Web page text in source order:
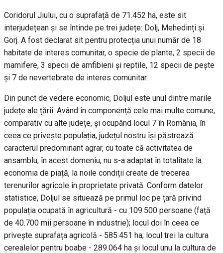
Coridorul Jiului, cu o suprafață de 71.452 ha, este sit
interjudețean și se întinde pe trei județe: Dolj, Mehedinți și
Gorj. A fost declarat sit pentru protecția unui număr de 18
habitate de interes comunitar, o specie de plante, 2 specii de
mamifere, 3 specii de amfibieni și reptile, 12 specii de pește
și 7 de nevertebrate de interes comunitar.
Din punct de vedere economic, Doljul este unul dintre marile
județe ale țării. Având în componență cele mai multe comune,
comparativ cu alte județe, și ocupând locul 7 în România, în
ceea ce privește populația, județul nostru își păstrează
caracterul predominant agrar, cu toate că activitatea de
ansamblu, în acest domeniu, nu s-a adaptat în totalitate la
economia de piață, la noile condiții create de trecerea
terenurilor agricole în proprietate privată. Conform datelor
statistice, Doljul se situează pe primul loc pe țară privind
populația ocupată în agricultură - cu 109.500 persoane (față
de 40.700 mii persoane în industrie); locul doi în ceea ce
privește suprafața agricolă - 585.451 ha; locul trei la cultura
cerealelor pentru boabe - 289.064 ha și locul unu la cultura de